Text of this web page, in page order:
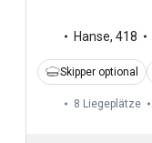
Hanse, 418
Skipper optional
8 Liegeplätze